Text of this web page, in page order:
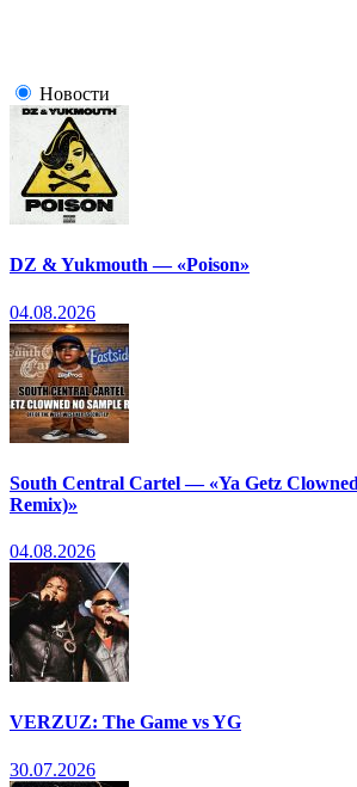
Новости
DZ & Yukmouth — «Poison»
04.08.2026
South Central Cartel — «Ya Getz
Remix)»
04.08.2026
VERZUZ: The Game vs YG
30.07.2026